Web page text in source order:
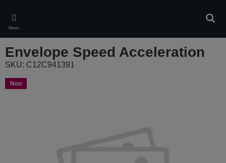
main
content
Meniu
Envelope Speed Acceleration
SKU: C12C941391
Nou